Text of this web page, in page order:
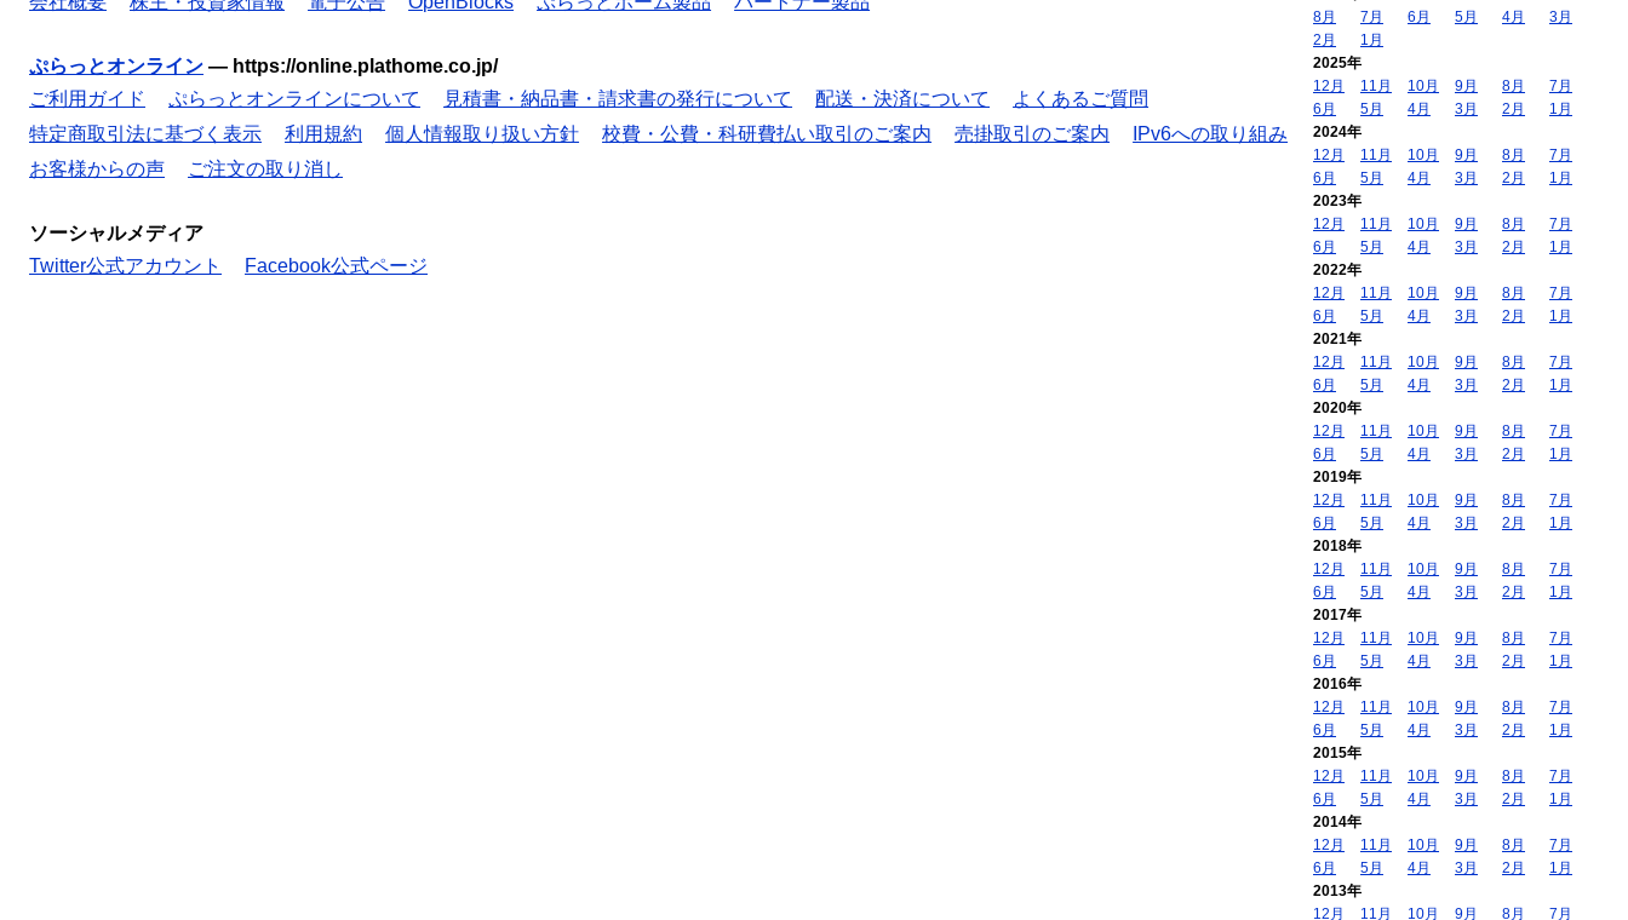
ぷらっとオンライン — https://online.plathome.co.jp/
ご利用ガイド
ぷらっとオンラインについて 見積書・納品書・請求書の発行について 配送・決済について
よくあるご質問
特定商取引法に基づく表示
利用規約 個人情報取り扱い方針 校費・公費・科研費払い取引のご案内 売掛取引のご案内
IPv6への取り組み
お客様からの声
ご注文の取り消し
ソーシャルメディア
Twitter公式アカウント
Facebook公式ページ
8月
7月 6月 5月 4月
3月
2月
1月
2025年
12月
11月 10月 9月 8月
7月
6月
5月 4月 3月 2月
1月
2024年
12月
11月 10月 9月 8月
7月
6月
5月 4月 3月 2月
1月
2023年
12月
11月 10月 9月 8月
7月
6月
5月 4月 3月 2月
1月
2022年
12月
11月 10月 9月 8月
7月
6月
5月 4月 3月 2月
1月
2021年
12月
11月 10月 9月 8月
7月
6月
5月 4月 3月 2月
1月
2020年
12月
11月 10月 9月 8月
7月
6月
5月 4月 3月 2月
1月
2019年
12月
11月 10月 9月 8月
7月
6月
5月 4月 3月 2月
1月
2018年
12月
11月 10月 9月 8月
7月
6月
5月 4月 3月 2月
1月
2017年
12月
11月 10月 9月 8月
7月
6月
5月 4月 3月 2月
1月
2016年
12月
11月 10月 9月 8月
7月
6月
5月 4月 3月 2月
1月
2015年
12月
11月 10月 9月 8月
7月
6月
5月 4月 3月 2月
1月
2014年
12月
11月 10月 9月 8月
7月
6月
5月 4月 3月 2月
1月
2013年
12月
11月 10月 9月 8月 7月